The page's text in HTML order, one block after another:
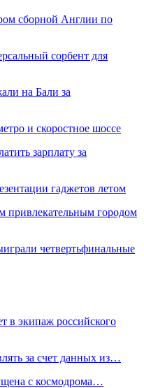
сборной Англии по
сорбент для
на Бали за
и скоростное шоссе
зарплату за
гаджетов летом
привлекательным городом
четвертьфинальные
в экипаж российского
за счет данных из…
с космодрома…